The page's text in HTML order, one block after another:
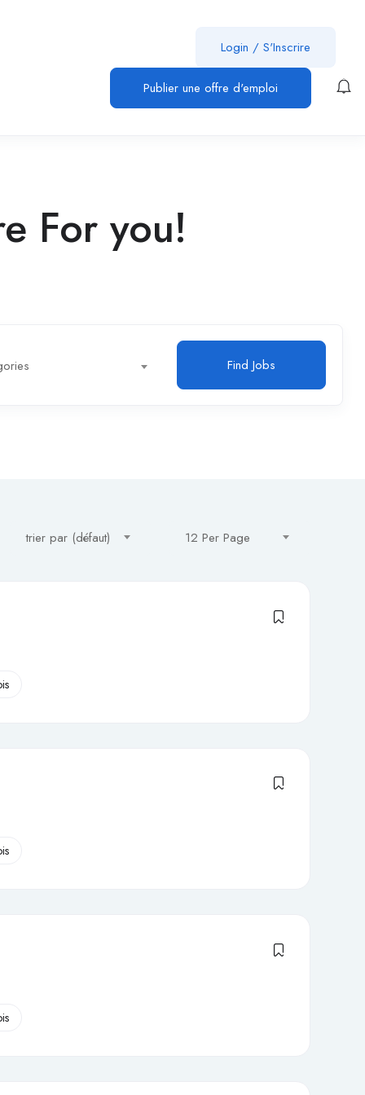
Login / S'Inscrire
Publier une offre d'emploi
For you!
Find Jobs
trier par (défaut) 12 Per Page